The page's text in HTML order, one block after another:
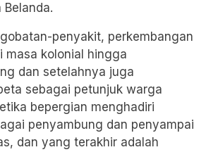
Belanda.
penyakit, perkembangan
masa kolonial hingga
dan setelahnya juga
sebagai petunjuk warga
bepergian menghadiri
penyambung dan penyampai
dan yang terakhir adalah